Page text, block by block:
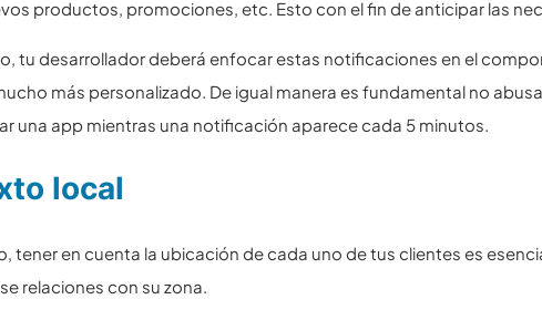
productos, promociones, etc. Esto con el fin de anticipar las
tu desarrollador deberá enfocar estas notificaciones en el
más personalizado. De igual manera es fundamental no
una app mientras una notificación aparece cada 5 minutos.
local
tener en cuenta la ubicación de cada uno de tus clientes es
relaciones con su zona.